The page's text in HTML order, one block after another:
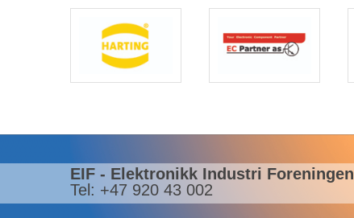
EIF - Elektronikk Industri Foreningen
Tel: +47 920 43 002